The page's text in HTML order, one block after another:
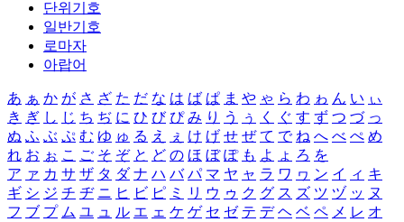
단위기호
일반기호
로마자
아랍어
あ ぁ か が さ ざ た だ な は ば ぱ ま や ゃ ら わ ゎ ん い ぃ
き ぎ し じ ち ぢ に ひ び ぴ み り う ぅ く ぐ す ず つ づ っ
ぬ ふ ぶ ぷ む ゆ ゅ る え ぇ け げ せ ぜ て で ね へ べ ぺ め
れ お ぉ こ ご そ ぞ と ど の ほ ぼ ぽ も よ ょ ろ を
ア ァ カ サ ザ タ ダ ナ ハ バ パ マ ヤ ャ ラ ワ ヮ ン イ ィ キ
ギ シ ジ チ ヂ ニ ヒ ビ ピ ミ リ ウ ゥ ク グ ス ズ ツ ヅ ッ ヌ
フ ブ プ ム ユ ュ ル エ ェ ケ ゲ セ ゼ テ デ ヘ ベ ペ メ レ オ